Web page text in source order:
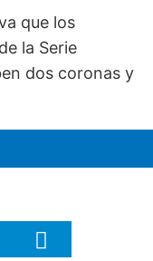
que los
la Serie
dos coronas y